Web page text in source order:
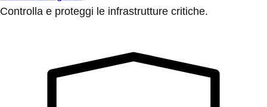
Controlla e proteggi le infrastrutture critiche.